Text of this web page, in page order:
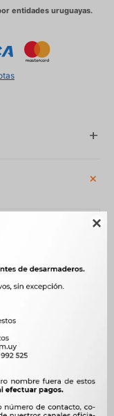

Z24 NAFTA, 2.5 D
DIESEL, 2.7 TD TD27